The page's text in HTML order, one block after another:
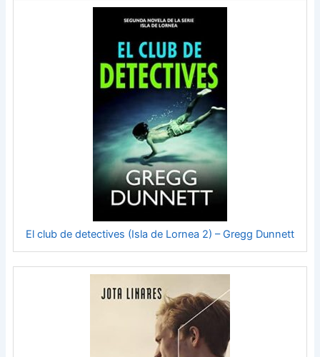
El club de detectives (Isla de Lornea 2) – Gregg Dunnett